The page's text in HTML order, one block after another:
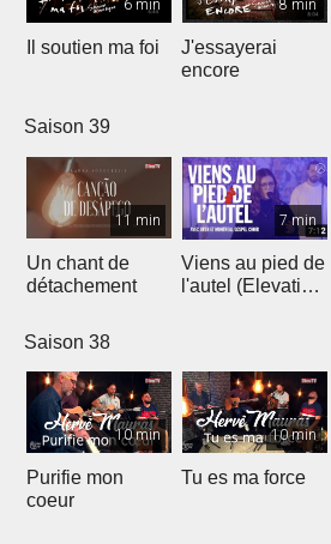
6 min
Il soutien ma foi
8 min
J'essayerai
encore
Saison 39
11 min
Un chant de
détachement
7 min
Viens au pied de
l'autel (Elevation
Saison 38
10 min
Purifie mon
coeur
10 min
Tu es ma force